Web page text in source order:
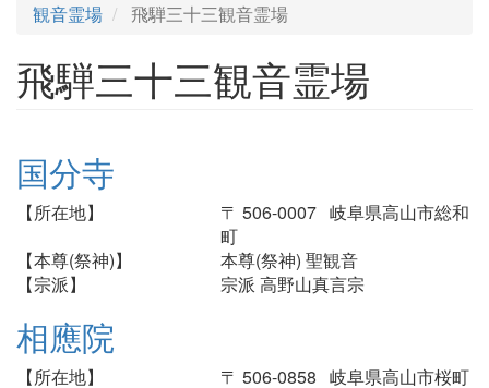
観音霊場 飛騨三十三観音霊場
飛騨三十三観音霊場
国分寺
【所在地】
〒 506-0007 岐阜県高山市総和
町
【本尊(祭神)】
本尊(祭神) 聖観音
【宗派】
宗派 高野山真言宗
相應院
【所在地】
〒 506-0858 岐阜県高山市桜町